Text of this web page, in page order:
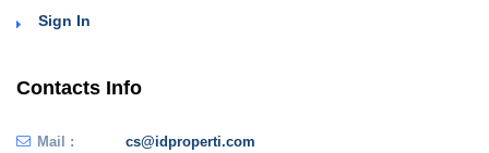
Sign In
Contacts Info
Mail : cs@idproperti.com